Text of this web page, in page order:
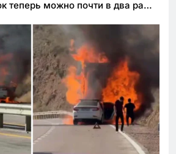
теперь можно почти в два раза